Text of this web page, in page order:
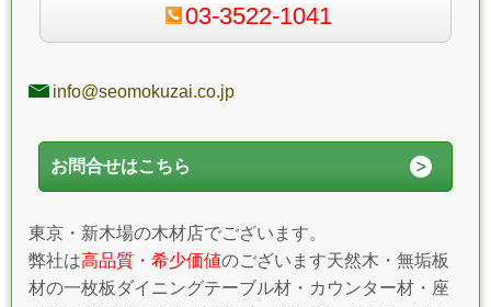
03-3522-1041
info@seomokuzai.co.jp
お問合せはこちら
東京・新木場の木材店でございます。
弊社は高品質 ・ 希少価値のございます天然木・無垢板
材の一枚板ダイニングテーブル材・カウンター材・座